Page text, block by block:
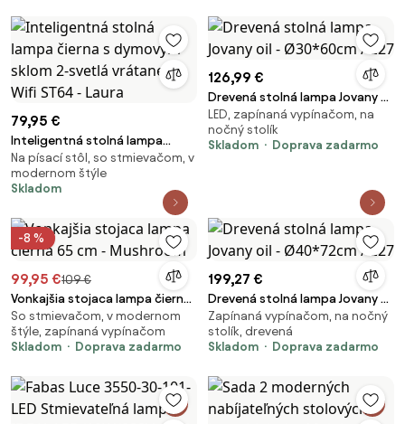
79,95 €
Inteligentná stolná lampa
čierna s dymovým sklom 2-
svetlá vrátane 2 Wifi ST64 -
Laura
Na písací stôl, so stmievačom, v
modernom štýle
Skladom
126,99 €
Drevená stolná lampa Jovany oil
- Ø30*60cm / E27
LED, zapínaná vypínačom, na
nočný stolík
Skladom
Doprava zadarmo
-8 %
99,95 €109 €
Vonkajšia stojaca lampa čierna
65 cm - Mushroom
So stmievačom, v modernom
štýle, zapínaná vypínačom
Skladom
Doprava zadarmo
199,27 €
Drevená stolná lampa Jovany oil
- Ø40*72cm / E27
Zapínaná vypínačom, na nočný
stolík, drevená
Skladom
Doprava zadarmo